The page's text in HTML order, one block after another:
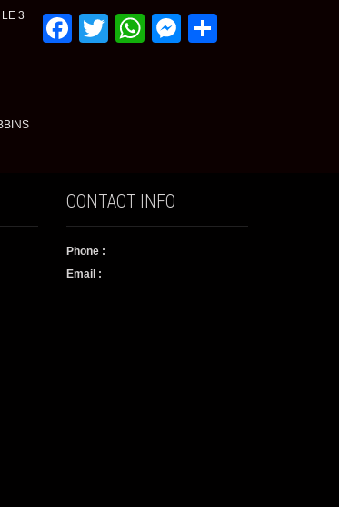
Facebook
TwitterWhatsApp
Messenger
3
CONTACT INFO
Phone :
Email :